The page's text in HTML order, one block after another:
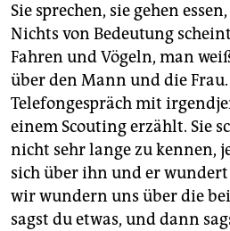
Sie sprechen, sie gehen
Nichts von Bedeutung
Fahren und Vögeln, man
über den Mann und die
Telefongespräch mit
einem Scouting erzählt. Sie
nicht sehr lange zu kennen,
sich über ihn und er
wir wundern uns über die
sagst du etwas, und dann